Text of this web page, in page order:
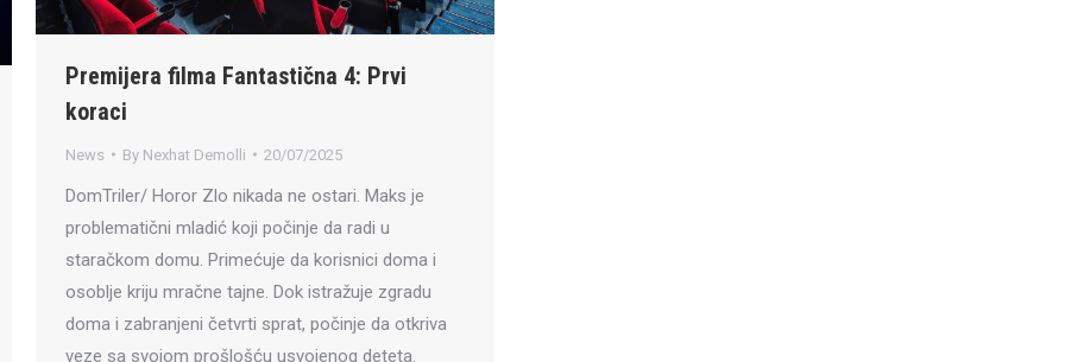
Premijera filma Fantastična 4: Prvi
koraci
News By Nexhat Demolli 20/07/2025
DomTriler/ Horor Zlo nikada ne ostari. Maks je
problematični mladić koji počinje da radi u
staračkom domu. Primećuje da korisnici doma i
osoblje kriju mračne tajne. Dok istražuje zgradu
doma i zabranjeni četvrti sprat, počinje da otkriva
veze sa svojom prošlošću usvojenog deteta.